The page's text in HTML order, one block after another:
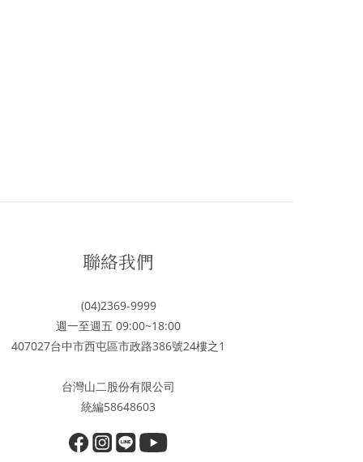
聯絡我們
(04)2369-9999
週一至週五 09:00~18:00
407027台中市西屯區市政路386號24樓之1
台灣山二股份有限公司
統編58648603